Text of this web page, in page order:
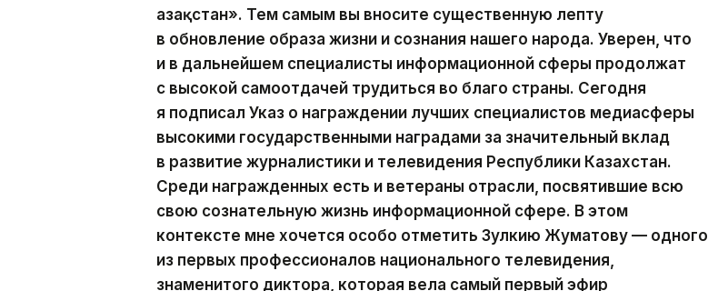
Қазақстан». Тем самым вы вносите существенную лепту
в обновление образа жизни и сознания нашего народа. Уверен, что
и в дальнейшем специалисты информационной сферы продолжат
с высокой самоотдачей трудиться во благо страны. Сегодня
я подписал Указ о награждении лучших специалистов медиасферы
высокими государственными наградами за значительный вклад
в развитие журналистики и телевидения Республики Казахстан.
Среди награжденных есть и ветераны отрасли, посвятившие всю
свою сознательную жизнь информационной сфере. В этом
контексте мне хочется особо отметить Зулкию Жуматову — одного
из первых профессионалов национального телевидения,
знаменитого диктора, которая вела самый первый эфир